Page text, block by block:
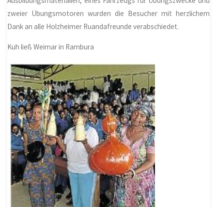
zweier Übungsmotoren wurden die Besucher mit herzlichem
Dank an alle Holzheimer Ruandafreunde verabschiedet.
Kuh ließ Weimar in Rambura